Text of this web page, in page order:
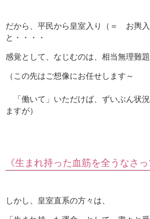
だから、平民から皇室入り（＝ お輿
と・・・・
感覚として、なじむのは、相当無理難題
（この先はご想像にお任せします～
「働いて」いただけば、ずいぶん状
ますが）
《生まれ持った血筋を全うなさっ
しかし、皇室直系の方々は、